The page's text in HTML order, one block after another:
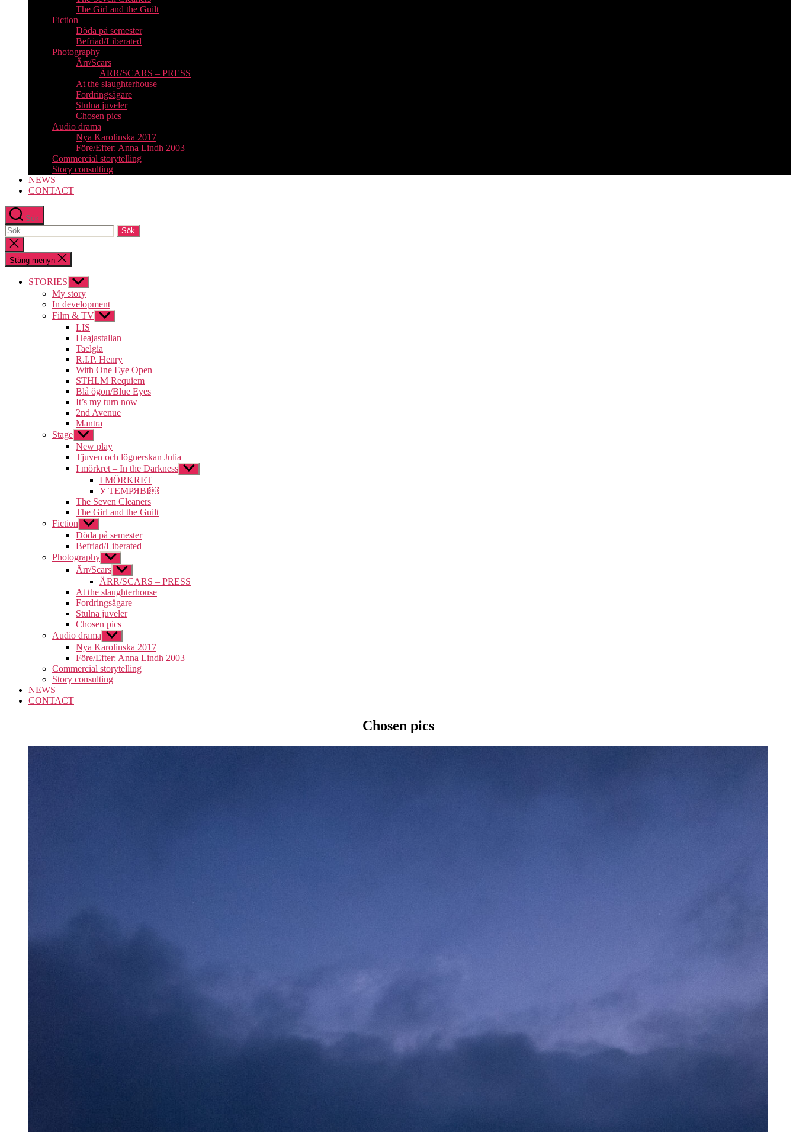
The Girl and the Guilt
Fiction
Döda på semester
Befriad/Liberated
Photography
Ärr/Scars
ÄRR/SCARS – PRESS
At the slaughterhouse
Fordringsägare
Stulna juveler
Chosen pics
Audio drama
Nya Karolinska 2017
Före/Efter: Anna Lindh 2003
Commercial storytelling
Story consulting
NEWS
CONTACT
Sök
Sök
efter:
Stäng
sökningen
Stäng menyn
STORIES Visa
undermeny
My story
In development
Film & TV Visa
undermeny
LIS
Heajastallan
Taelgia
R.I.P. Henry
With One Eye Open
STHLM Requiem
Blå ögon/Blue Eyes
It’s my turn now
2nd Avenue
Mantra
Stage Visa
undermeny
New play
Tjuven och lögnerskan Julia
I mörkret – In the Darkness Visa
undermeny
I MÖRKRET
У ТЕМРЯВІ￼
The Seven Cleaners
The Girl and the Guilt
Fiction Visa
undermeny
Döda på semester
Befriad/Liberated
Photography Visa
undermeny
Ärr/Scars Visa
undermeny
ÄRR/SCARS – PRESS
At the slaughterhouse
Fordringsägare
Stulna juveler
Chosen pics
Audio drama Visa
undermeny
Nya Karolinska 2017
Före/Efter: Anna Lindh 2003
Commercial storytelling
Story consulting
NEWS
CONTACT
Chosen pics